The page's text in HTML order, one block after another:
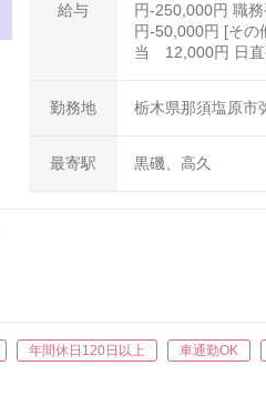
給与
円-250,000円 職
円-50,000円 [その他手当] 当直手
当 12,000円 日
了後）
勤務地 栃木県那須塩原市
最寄駅 黒磯、高久
年間休日120日以上 車通勤OK